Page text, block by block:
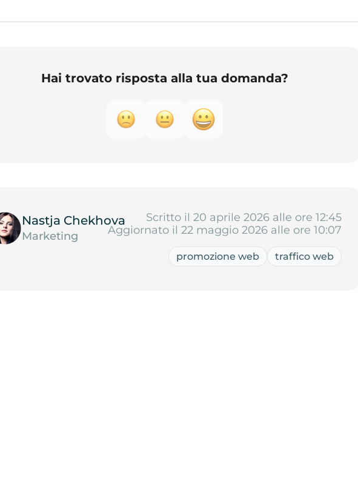
Hai trovato risposta alla tua domanda?
Nastja Chekhova
Marketing
Scritto il 20 aprile 2026 alle ore 12:45
Aggiornato il 22 maggio 2026 alle ore 10:07
promozione web traffico web